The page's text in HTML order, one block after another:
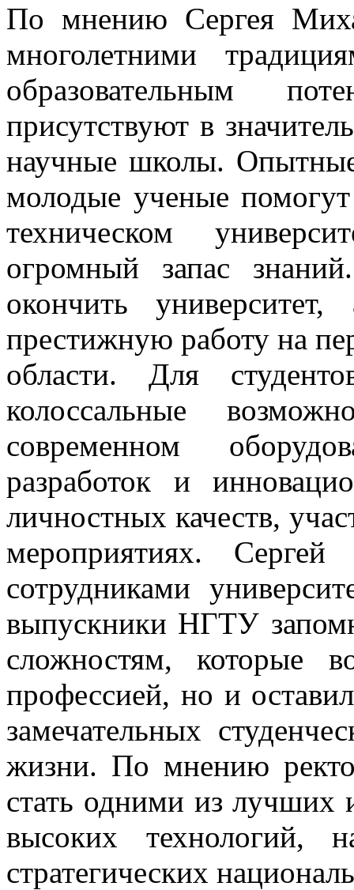
По мнению Сергея
многолетними
образовательным
присутствуют в
научные школы. Опытные
молодые ученые помогут
техническом
огромный запас
окончить
престижную работу на
области. Для
колоссальные
современном
разработок и
личностных качеств,
мероприятиях.
сотрудниками
выпускники НГТУ
сложностям, которые
профессией, но и
замечательных
жизни. По мнению
стать одними из лучших
высоких технологий,
стратегических